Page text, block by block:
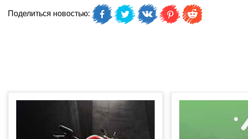
Поделиться новостью: